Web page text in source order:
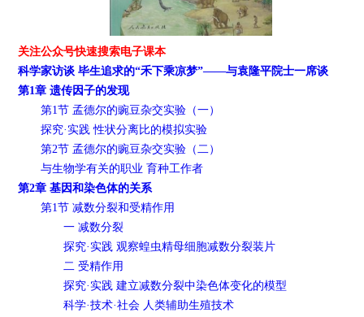
关注公众号快速搜索电子课本
科学家访谈 毕生追求的“禾下乘凉梦”——与袁隆平院士一席谈
第1章 遗传因子的发现
第1节 孟德尔的豌豆杂交实验（一）
探究·实践 性状分离比的模拟实验
第2节 孟德尔的豌豆杂交实验（二）
与生物学有关的职业 育种工作者
第2章 基因和染色体的关系
第1节 减数分裂和受精作用
一 减数分裂
探究·实践 观察蝗虫精母细胞减数分裂装片
二 受精作用
探究·实践 建立减数分裂中染色体变化的模型
科学·技术·社会 人类辅助生殖技术